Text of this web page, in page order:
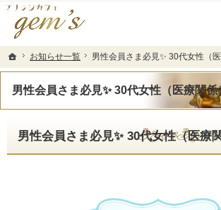
ホーム
お知らせ一覧 男性会員さま必見✨ 30代女性（
男性会員さま必見✨ 30代女性（医療関
長崎県の婚活なら結婚相談所のマリッジカフェgem’ｓ（
長崎県長崎市の結婚相談所マリッジカフェgem's(ジェムズ)
男性会員さま必見✨ 30代女性（医療
ホーム
お知らせ一覧 男性会員さま必見✨ 30代女性（